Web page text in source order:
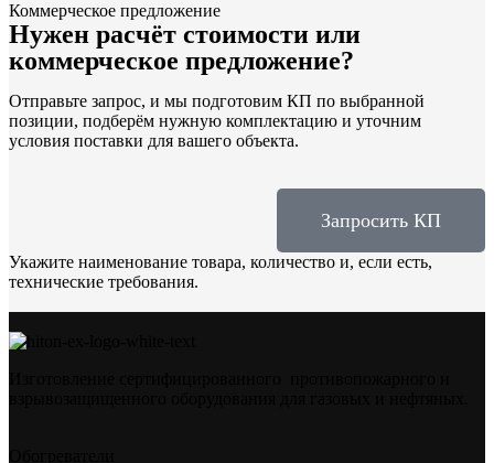
Коммерческое предложение
Нужен расчёт стоимости или
коммерческое предложение?
Отправьте запрос, и мы подготовим КП по выбранной
позиции, подберём нужную комплектацию и уточним
условия поставки для вашего объекта.
Запросить КП
Укажите наименование товара, количество и, если есть,
технические требования.